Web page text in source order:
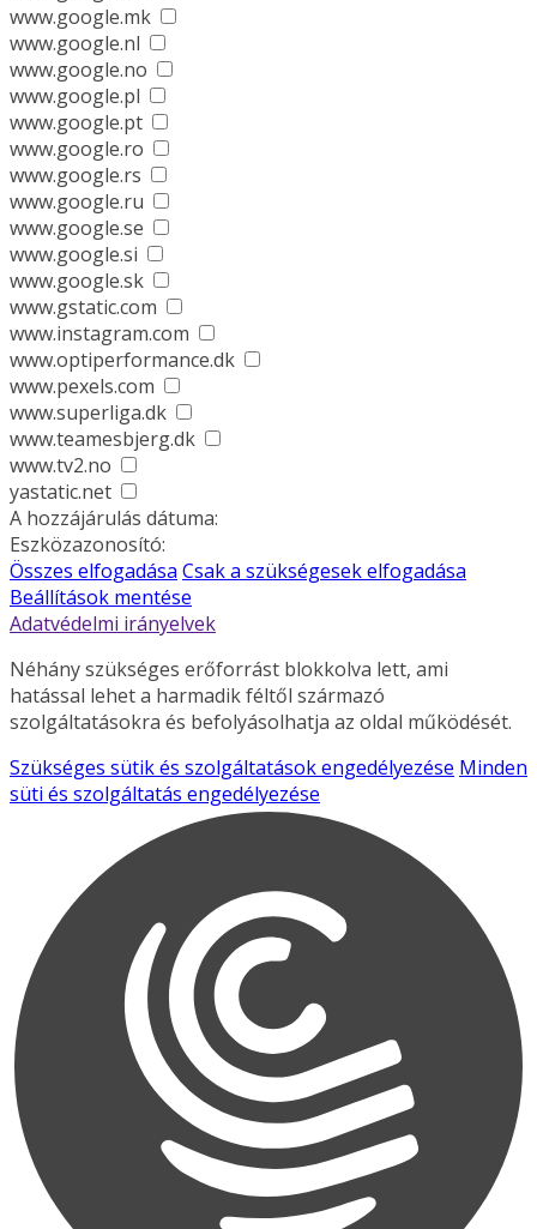
www.google.mk
www.google.nl
www.google.no
www.google.pl
www.google.pt
www.google.ro
www.google.rs
www.google.ru
www.google.se
www.google.si
www.google.sk
www.gstatic.com
www.instagram.com
www.optiperformance.dk
www.pexels.com
www.superliga.dk
www.teamesbjerg.dk
www.tv2.no
yastatic.net
A hozzájárulás dátuma:
Eszközazonosító:
Összes elfogadása Csak a szükségesek elfogadása
Beállítások mentése
Adatvédelmi irányelvek
Néhány szükséges erőforrást blokkolva lett, ami
hatással lehet a harmadik féltől származó
szolgáltatásokra és befolyásolhatja az oldal működését.
Szükséges sütik és szolgáltatások engedélyezése Minden
süti és szolgáltatás engedélyezése